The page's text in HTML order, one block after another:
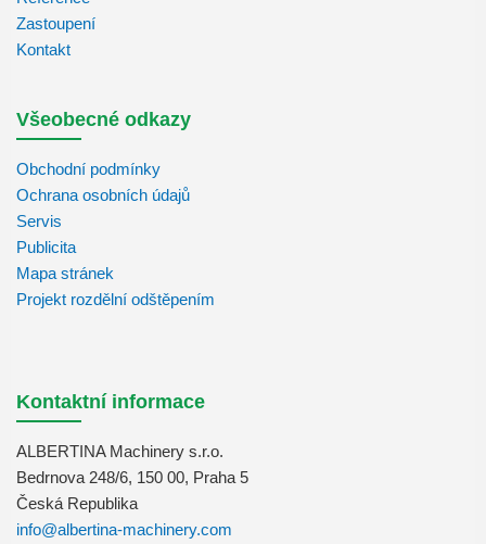
Zastoupení
Kontakt
Všeobecné odkazy
Obchodní podmínky
Ochrana osobních údajů
Servis
Publicita
Mapa stránek
Projekt rozdělní odštěpením
Kontaktní informace
ALBERTINA Machinery s.r.o.
Bedrnova 248/6, 150 00, Praha 5
Česká Republika
info@albertina-machinery.com